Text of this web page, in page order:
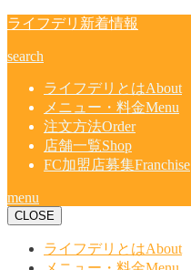
ライフデリ新着情報
search
ライフデリとはAbout
メニュー・料金Menu
注文方法Order
店舗一覧Shop
FC加盟店募集Franchise
menu
CLOSE
ライフデリとはAbout